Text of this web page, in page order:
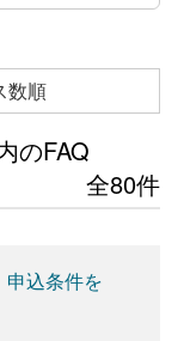
数順
のFAQ
全80件
申込条件を